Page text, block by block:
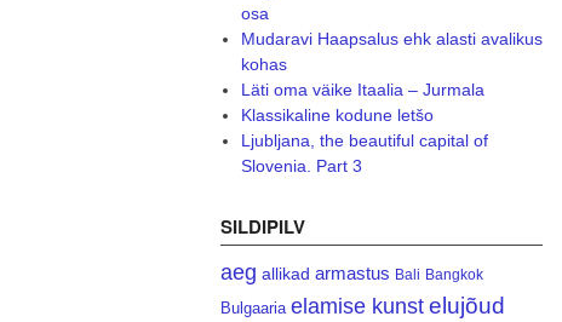
osa
Mudaravi Haapsalus ehk alasti avalikus
kohas
Läti oma väike Itaalia – Jurmala
Klassikaline kodune letšo
Ljubljana, the beautiful capital of
Slovenia. Part 3
SILDIPILV
aeg allikad armastus Bali Bangkok
Bulgaaria elamise kunst elujõud